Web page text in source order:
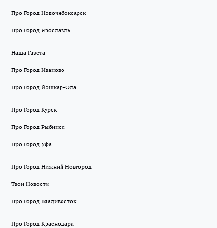
Про Город Новочебоксарск
Про Город Ярославль
Наша Газета
Про Город Иваново
Про Город Йошкар-Ола
Про Город Курск
Про Город Рыбинск
Про Город Уфа
Про Город Нижний Новгород
Твои Новости
Про Город Владивосток
Про Город Краснодара